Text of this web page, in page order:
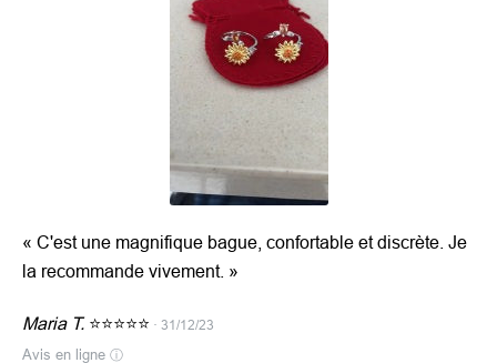
« C'est une magnifique bague, confortable et discrète. Je
la recommande vivement. »
Maria T. ⭐️⭐️⭐️⭐️⭐️ · 31/12/23
Avis en ligne ⓘ